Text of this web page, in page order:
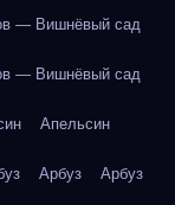
— Вишнёвый сад
— Вишнёвый сад
Апельсин
Арбуз Арбуз